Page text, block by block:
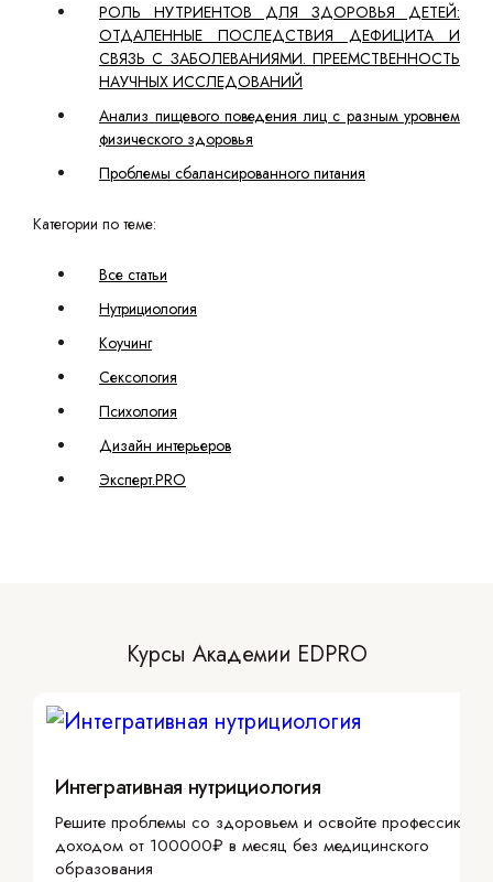
РОЛЬ НУТРИЕНТОВ ДЛЯ ЗДОРОВЬЯ ДЕТЕЙ:
ОТДАЛЕННЫЕ ПОСЛЕДСТВИЯ ДЕФИЦИТА И
СВЯЗЬ С ЗАБОЛЕВАНИЯМИ. ПРЕЕМСТВЕННОСТЬ
НАУЧНЫХ ИССЛЕДОВАНИЙ
Анализ пищевого поведения лиц с разным уровнем
физического здоровья
Проблемы сбалансированного питания
Категории по теме:
Все статьи
Нутрициология
Коучинг
Сексология
Психология
Дизайн интерьеров
Эксперт.PRO
Курсы Академии EDPRO
Интегративная нутрициология
Решите проблемы со здоровьем и освойте профессию с
доходом от 100000₽ в месяц без медицинского
образования